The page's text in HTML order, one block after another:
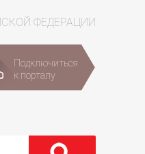
ФЕДЕРАЦИИ
Подключиться
к порталу